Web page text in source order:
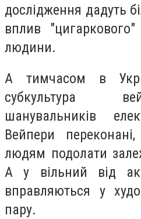
дослідження дадуть
вплив
людини.
А тимчасом в
субкультура
шанувальників
Вейпери
людям подолати
А у вільний від
вправляються у
пару.